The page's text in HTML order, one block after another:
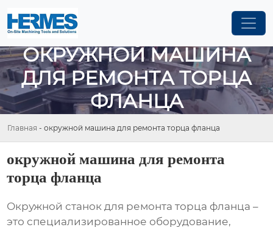
ОКРУЖНОЙ МАШИНА
ДЛЯ РЕМОНТА ТОРЦА
ФЛАНЦА
Главная - окружной машина для ремонта торца фланца
окружной машина для ремонта
торца фланца
Окружной станок для ремонта торца фланца –
это специализированное оборудование,